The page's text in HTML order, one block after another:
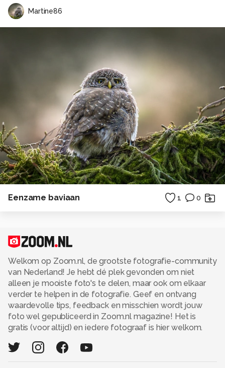
Martine86
Eenzame baviaan 1 0
Welkom op Zoom.nl, de grootste fotografie-community
van Nederland! Je hebt dé plek gevonden om niet
alleen je mooiste foto's te delen, maar ook om elkaar
verder te helpen in de fotografie. Geef en ontvang
waardevolle tips, feedback en misschien wordt jouw
foto wel gepubliceerd in Zoom.nl magazine! Het is
gratis (voor altijd) en iedere fotograaf is hier welkom.